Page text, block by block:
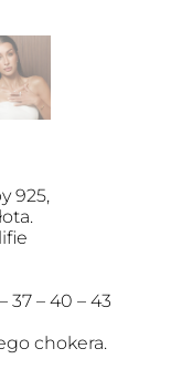
925,
37 – 40 – 43
chokera.